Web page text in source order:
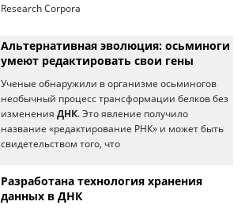
Research Corpora
Альтернативная эволюция: осьминоги
умеют редактировать свои гены
Ученые обнаружили в организме осьминогов
необычный процесс трансформации белков без
изменения ДНК. Это явление получило
название «редактирование РНК» и может быть
свидетельством того, что
Разработана технология хранения
данных в ДНК